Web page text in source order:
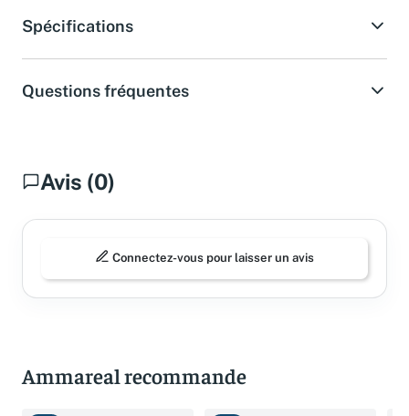
Spécifications
Questions fréquentes
Avis (0)
Connectez-vous pour laisser un avis
Ammareal recommande